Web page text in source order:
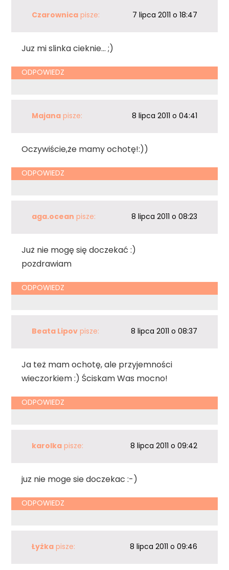
Czarownica pisze: 7 lipca 2011 o 18:47
Juz mi slinka cieknie… ;)
ODPOWIEDZ
Majana pisze: 8 lipca 2011 o 04:41
Oczywiście,że mamy ochotę!:))
ODPOWIEDZ
aga.ocean pisze: 8 lipca 2011 o 08:23
Już nie mogę się doczekać :)
pozdrawiam
ODPOWIEDZ
Beata Lipov pisze: 8 lipca 2011 o 08:37
Ja też mam ochotę, ale przyjemności
wieczorkiem :) Ściskam Was mocno!
ODPOWIEDZ
karolka pisze: 8 lipca 2011 o 09:42
juz nie moge sie doczekac :-)
ODPOWIEDZ
Łyżka pisze: 8 lipca 2011 o 09:46